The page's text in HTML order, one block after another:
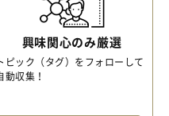
興味関心のみ厳選
ピック（タグ）をフォローして
動収集！